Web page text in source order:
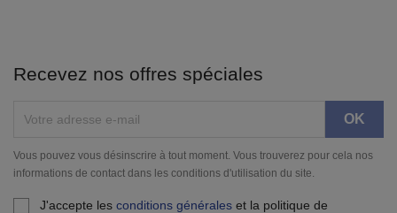
Recevez nos offres spéciales
Vous pouvez vous désinscrire à tout moment. Vous trouverez pour cela nos
informations de contact dans les conditions d'utilisation du site.
J'accepte les conditions générales et la politique de